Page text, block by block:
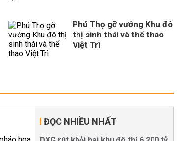
Phú Thọ gỡ vướng Khu đô
thị sinh thái và thể thao
Việt Trì
ĐỌC NHIỀU NHẤT